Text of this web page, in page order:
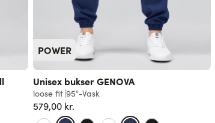
POWER
Unisex bukser GENOVA
loose fit 95°-Vask
579,00 kr.